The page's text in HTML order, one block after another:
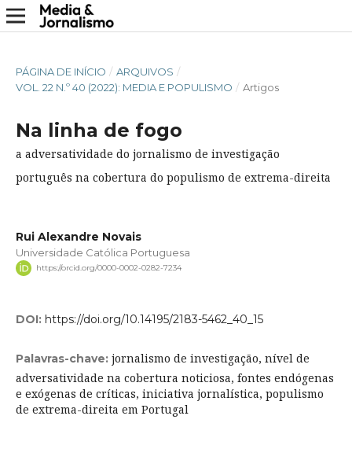
PÁGINA DE INÍCIO / ARQUIVOS /
VOL. 22 N.º 40 (2022): MEDIA E POPULISMO / Artigos
Na linha de fogo
a adversatividade do jornalismo de investigação
português na cobertura do populismo de extrema-direita
Rui Alexandre Novais
Universidade Católica Portuguesa
https://orcid.org/0000-0002-0282-7234
DOI: https://doi.org/10.14195/2183-5462_40_15
Palavras-chave: jornalismo de investigação, nível de
adversatividade na cobertura noticiosa, fontes endógenas
e exógenas de críticas, iniciativa jornalística, populismo
de extrema-direita em Portugal